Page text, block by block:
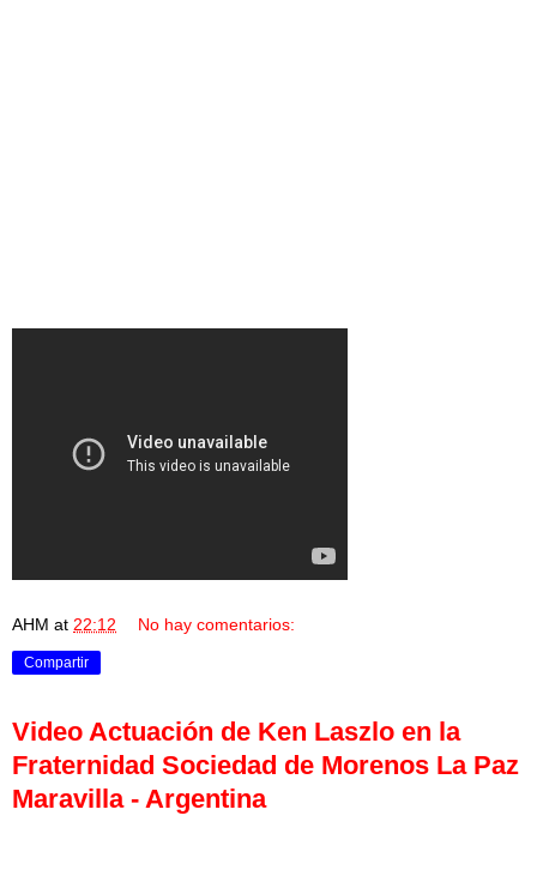
AHM at 22:12 No hay comentarios:
Compartir
Video Actuación de Ken Laszlo en la
Fraternidad Sociedad de Morenos La Paz
Maravilla - Argentina